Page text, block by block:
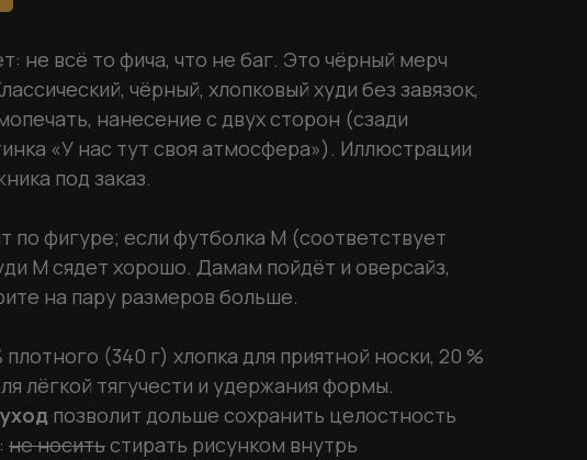
не всё то фича, что не баг. Это чёрный мерч
чёрный, хлопковый худи без завязок,
нанесение c двух сторон (сзади
«У нас тут своя атмосфера»). Иллюстрации
под заказ.
по фигуре; если футболка М (соответствует
М сядет хорошо. Дамам пойдёт и оверсайз,
на пару размеров больше.
плотного (340 г) хлопка для приятной носки, 20 %
лёгкой тягучести и удержания формы.
позволит дольше сохранить целостность
не носитьстирать рисунком внутрь